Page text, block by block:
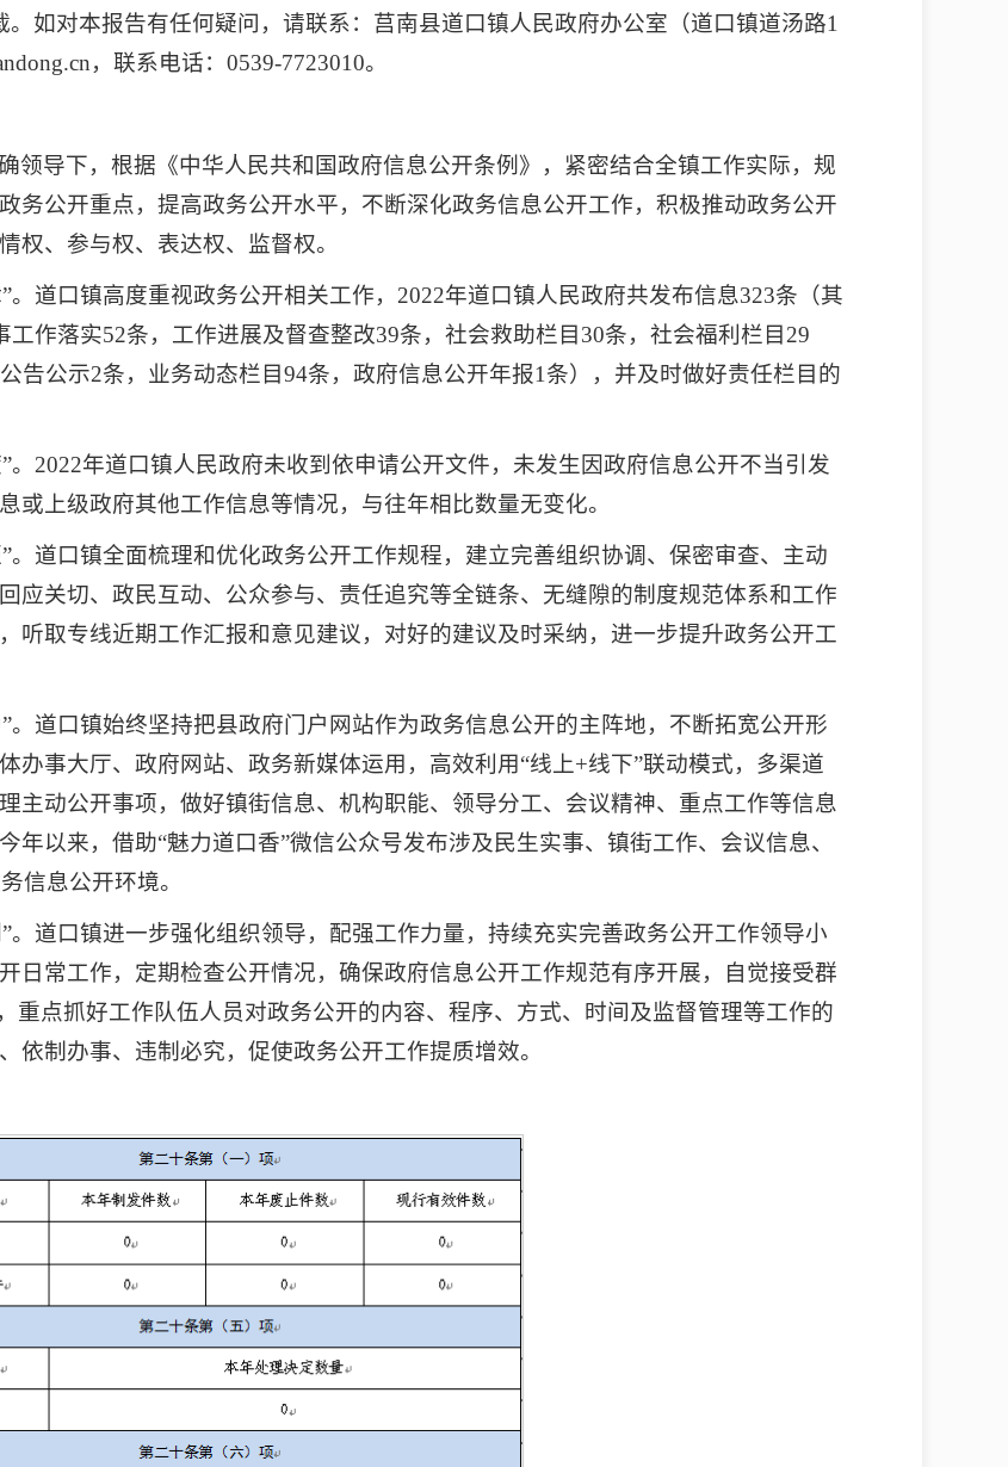
。如对本报告有任何疑问，请联系：莒南县道口镇人民政府办公室（道口镇道汤路1
，联系电话：0539-7723010。
领导下，根据《中华人民共和国政府信息公开条例》，紧密结合全镇工作实际，规
务公开重点，提高政务公开水平，不断深化政务信息公开工作，积极推动政务公开
权、参与权、表达权、监督权。
。道口镇高度重视政务公开相关工作，2022年道口镇人民政府共发布信息323条（其
作落实52条，工作进展及督查整改39条，社会救助栏目30条，社会福利栏目29
告公示2条，业务动态栏目94条，政府信息公开年报1条），并及时做好责任栏目的
。2022年道口镇人民政府未收到依申请公开文件，未发生因政府信息公开不当引发
或上级政府其他工作信息等情况，与往年相比数量无变化。
。道口镇全面梳理和优化政务公开工作规程，建立完善组织协调、保密审查、主动
应关切、政民互动、公众参与、责任追究等全链条、无缝隙的制度规范体系和工作
听取专线近期工作汇报和意见建议，对好的建议及时采纳，进一步提升政务公开工
。道口镇始终坚持把县政府门户网站作为政务信息公开的主阵地，不断拓宽公开形
办事大厅、政府网站、政务新媒体运用，高效利用“线上+线下”联动模式，多渠道
主动公开事项，做好镇街信息、机构职能、领导分工、会议精神、重点工作等信息
年以来，借助“魅力道口香”微信公众号发布涉及民生实事、镇街工作、会议信息、
信息公开环境。
。道口镇进一步强化组织领导，配强工作力量，持续充实完善政务公开工作领导小
日常工作，定期检查公开情况，确保政府信息公开工作规范有序开展，自觉接受群
重点抓好工作队伍人员对政务公开的内容、程序、方式、时间及监督管理等工作的
依制办事、违制必究，促使政务公开工作提质增效。